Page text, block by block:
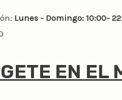
Lunes - Domingo: 10:00-
EN EL